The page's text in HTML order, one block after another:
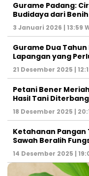
Gurame Padang:
Budidaya dari
3 Januari 2026 | 13:59
Gurame Dua
Lapangan yang
21 Desember 2025 |
Petani Bener
Hasil Tani
18 Desember 2025 |
Ketahanan Pangan
Sawah Beralih
14 Desember 2025 |